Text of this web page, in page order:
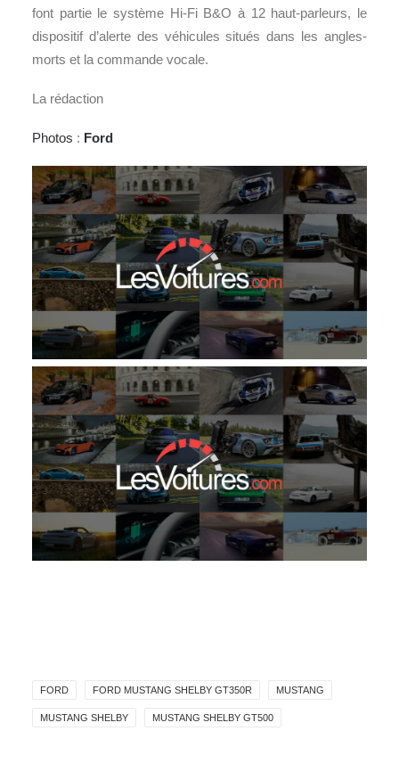
font partie le système Hi-Fi B&O à 12 haut-parleurs, le
dispositif d’alerte des véhicules situés dans les angles-
morts et la commande vocale.
La rédaction
Photos : Ford
FORD FORD MUSTANG SHELBY GT350R MUSTANG
MUSTANG SHELBY MUSTANG SHELBY GT500